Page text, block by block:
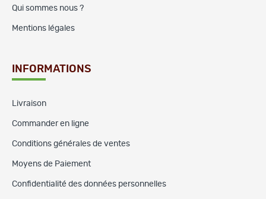
Qui sommes nous ?
Mentions légales
INFORMATIONS
Livraison
Commander en ligne
Conditions générales de ventes
Moyens de Paiement
Confidentialité des données personnelles